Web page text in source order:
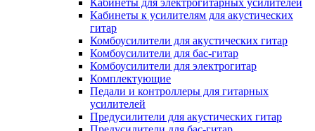
Кабинеты для электрогитарных усилителей
Кабинеты к усилителям для акустических
гитар
Комбоусилители для акустических гитар
Комбоусилители для бас-гитар
Комбоусилители для электрогитар
Комплектующие
Педали и контроллеры для гитарных
усилителей
Предусилители для акустических гитар